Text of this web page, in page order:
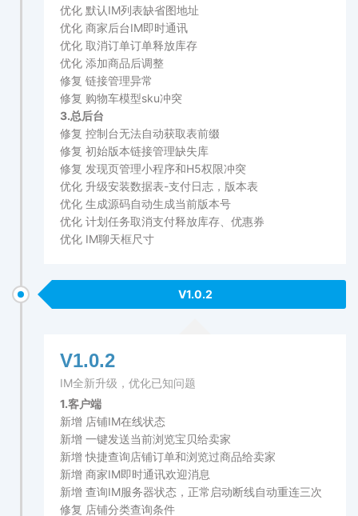
优化 默认IM列表缺省图地址
优化 商家后台IM即时通讯
优化 取消订单订单释放库存
优化 添加商品后调整
修复 链接管理异常
修复 购物车模型sku冲突
3.总后台
修复 控制台无法自动获取表前缀
修复 初始版本链接管理缺失库
修复 发现页管理小程序和H5权限冲突
优化 升级安装数据表-支付日志，版本表
优化 生成源码自动生成当前版本号
优化 计划任务取消支付释放库存、优惠券
优化 IM聊天框尺寸
V1.0.2
V1.0.2
IM全新升级，优化已知问题
1.客户端
新增 店铺IM在线状态
新增 一键发送当前浏览宝贝给卖家
新增 快捷查询店铺订单和浏览过商品给卖家
新增 商家IM即时通讯欢迎消息
新增 查询IM服务器状态，正常启动断线自动重连三次
修复 店铺分类查询条件